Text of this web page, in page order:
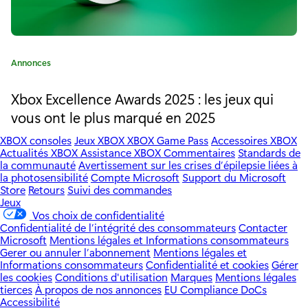
X
h
e
A
s
c
e
n
t
"
C
é
g
o
r
i
e
:
Annonces
Xbox Excellence Awards 2025 : les jeux qui
vous ont le plus marqué en 2025
XBOX consolesJeux XBOXXBOX Game PassAccessoires XBOX
Actualités XBOXAssistance XBOXCommentaires Standards de
la communautéAvertissement sur les crises d’épilepsie liées à
la photosensibilitéCompte Microsoft Support du Microsoft
Store Retours Suivi des commandes
Jeux
Vos choix de confidentialité
Confidentialité de l’intégrité des consommateursContacter
Microsoft Mentions légales et Informations consommateurs
Gerer ou annuler l’abonnement Mentions légales et
Informations consommateursConfidentialité et cookiesGérer
les cookiesConditions d'utilisation Marques Mentions légales
tiercesÀ propos de nos annonces EU Compliance DoCs
Accessibilité